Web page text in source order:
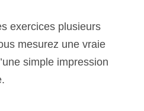
exercices plusieurs
mesurez une vraie
simple impression